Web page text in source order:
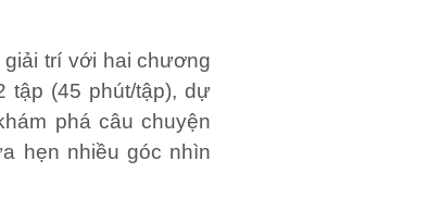
trí với hai chương
tập (45 phút/tập),dự
phá câu chuyện
hẹn nhiều góc nhìn